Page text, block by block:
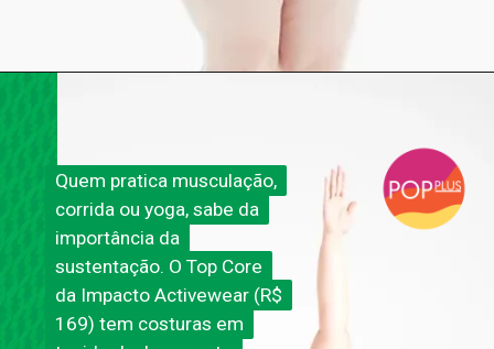
Quem pratica musculação,
corrida ou yoga, sabe da
importância da
sustentação. O Top Core
da Impacto Activewear (R$
169) tem costuras em
Quem pratica musculação,
corrida ou yoga, sabe da
importância da
sustentação. O Top Core
da Impacto Activewear (R$
169) tem costuras em